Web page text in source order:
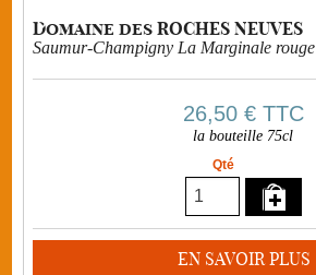
Domaine des ROCHES NEUVES
Saumur-Champigny La Marginale rouge
26,50 €TTC
la bouteille 75cl
Qté
EN SAVOIR PLUS